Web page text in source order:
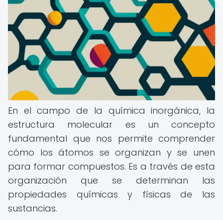
En el campo de la química inorgánica, la
estructura molecular es un concepto
fundamental que nos permite comprender
cómo los átomos se organizan y se unen
para formar compuestos. Es a través de esta
organización que se determinan las
propiedades químicas y físicas de las
sustancias.